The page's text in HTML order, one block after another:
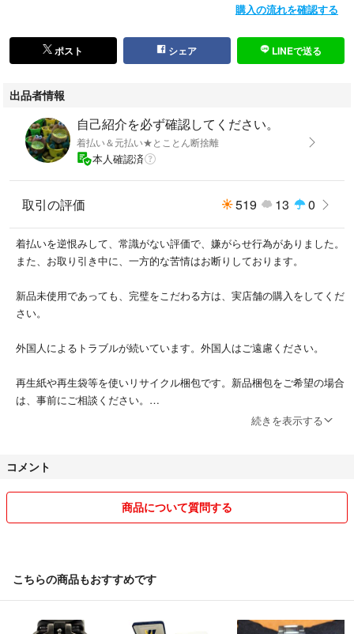
購入の流れを確認する
ポスト シェア LINEで送る
出品者情報
自己紹介を必ず確認してください。
着払い＆元払い★とことん断捨離
本人確認済
取引の評価 519 13 0
着払いを逆恨みして、常識がない評価で、嫌がらせ行為がありました。
また、お取り引き中に、一方的な苦情はお断りしております。
新品未使用であっても、完璧をこだわる方は、実店舗の購入をしてくだ
さい。
外国人によるトラブルが続いています。外国人はご遠慮ください。
再生紙や再生袋等を使いリサイクル梱包です。新品梱包をご希望の場合
は、事前にご相談ください。
きます。
タイムリーにお返事チェックはできませんので、密に連絡を要求される
方は入札はご遠慮ください。
★保管倉庫の発送★
老朽化から新しい保管倉庫へ移転です。全出品を引越し中につき、一部
ィ上、お時間をいただきます。
続きを表示する
コメント
商品について質問する
こちらの商品もおすすめです